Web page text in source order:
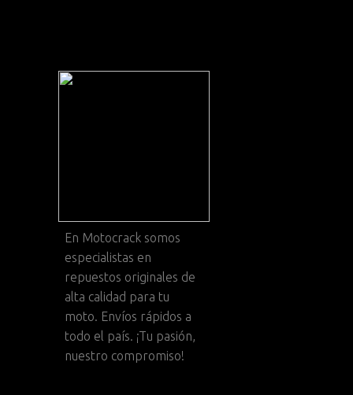
En Motocrack somos
especialistas en
repuestos originales de
alta calidad para tu
moto. Envíos rápidos a
todo el país. ¡Tu pasión,
nuestro compromiso!